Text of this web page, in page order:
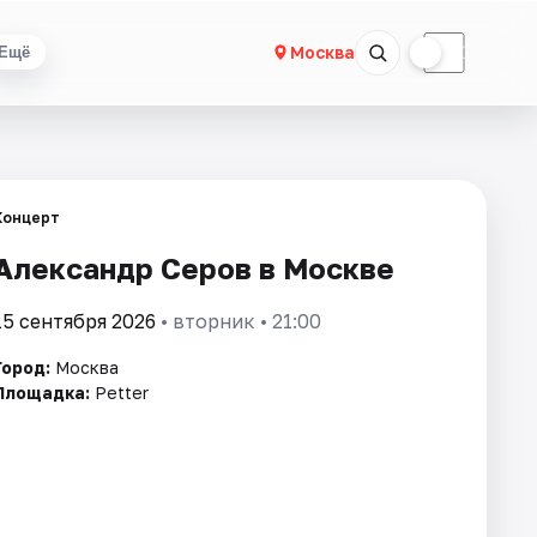
Москва ☾
Серов в Москве
сентября 2026 • вторник • 21:00
Москва
Petter